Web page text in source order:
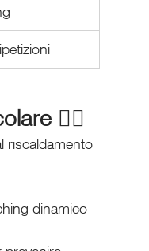
🏋️‍♀️
riscaldamento
dinamico